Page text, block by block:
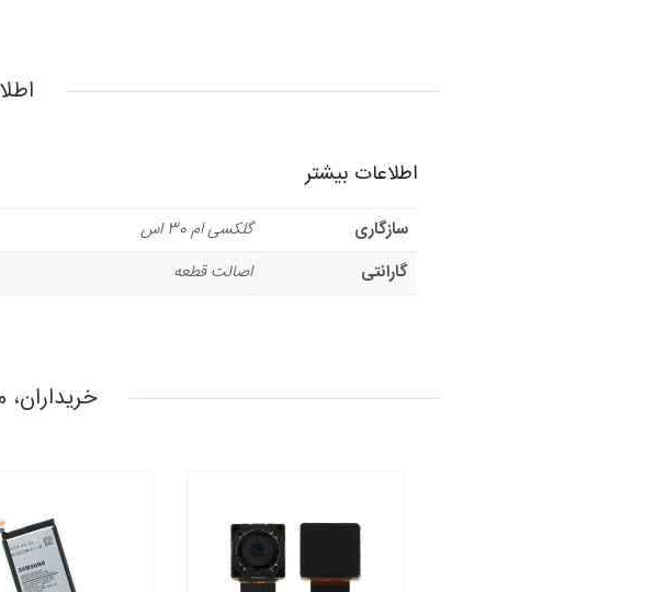
اطلاعات بیشتر
سازگاری
گلکسی ام 30 اس
گارانتی
اصالت قطعه